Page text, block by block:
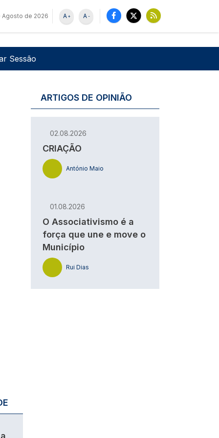
Agosto de 2026 -
A
+
A
de utilizador
Sessão
ARTIGOS DE OPINIÃO
02.08.2026
CRIAÇÃO
António Maio
01.08.2026
O Associativismo é a
força que une e move o
Município
Rui Dias